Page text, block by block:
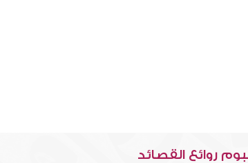
روائع القصائد